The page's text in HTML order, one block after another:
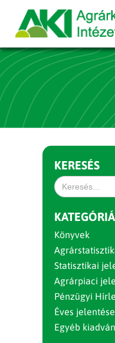
KERESÉS
Search
for:
Könyvek
Statisztikai
Agrárpiaci
Pénzügyi
Éves
Egyéb